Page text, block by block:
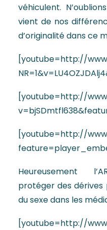
véhiculent.
vient de nos
d’originalité dans ce
[youtube=http://
[youtube=http://
[youtube=http://
Heureusement
protéger des dérives
du sexe dans les
[youtube=http://